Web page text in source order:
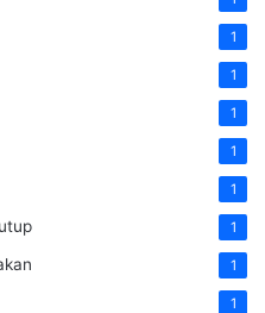
1
1
1
1
1
1
1
1